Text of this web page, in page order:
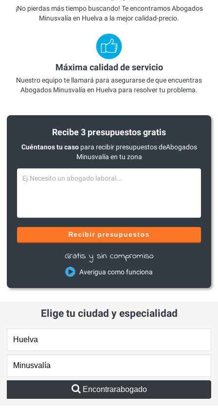
¡No pierdas más tiempo buscando! Te encontramos Abogados
Minusvalía en Huelva a la mejor calidad-precio.
Máxima calidad de servicio
Nuestro equipo te llamará para asegurarse de que encuentras
Abogados Minusvalía en Huelva para resolver tu problema.
Recibe 3 presupuestos gratis
Cuéntanos tu casopara recibir presupuestos deAbogados
Minusvalía en tu zona
Recibir presupuestos
Gratis y sin compromiso
Averigua como funciona
Elige tu ciudad y especialidad
Encontrarabogado